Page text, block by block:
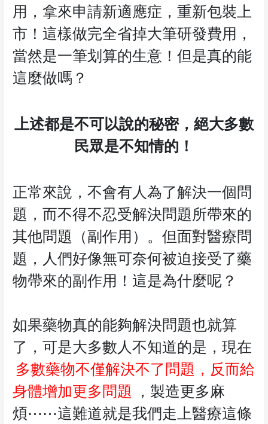
用，拿來申請新適應症，重新包裝上
市！這樣做完全省掉大筆研發費用，
當然是一筆划算的生意！但是真的能
這麼做嗎？
上述都是不可以說的秘密，絕大多數
民眾是不知情的！
正常來說，不會有人為了解決一個問
題，而不得不忍受解決問題所帶來的
其他問題（副作用）。但面對醫療問
題，人們好像無可奈何被迫接受了藥
物帶來的副作用！這是為什麼呢？
如果藥物真的能夠解決問題也就算
了，可是大多數人不知道的是，現在
多數藥物不僅解決不了問題，反而給
身體增加更多問題 ，製造更多麻
煩⋯⋯這難道就是我們走上醫療這條